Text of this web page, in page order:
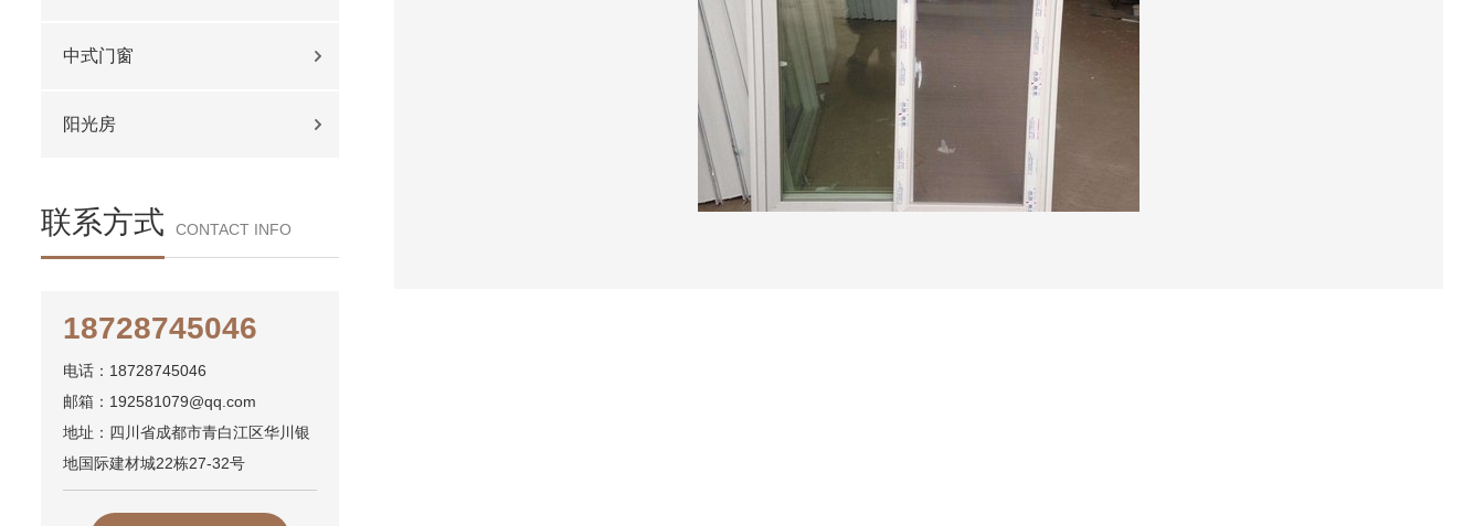
中式门窗
阳光房
联系方式 CONTACT INFO
18728745046
电话：18728745046
邮箱：192581079@qq.com
地址：四川省成都市青白江区华川银
地国际建材城22栋27-32号